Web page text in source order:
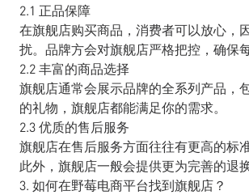
2.1 正品保障
在旗舰店购买商品，消费者可以放心，
扰。品牌方会对旗舰店严格把控，确保
2.2 丰富的商品选择
旗舰店通常会展示品牌的全系列产品，
的礼物，旗舰店都能满足你的需求。
2.3 优质的售后服务
旗舰店在售后服务方面往往有更高的标
此外，旗舰店一般会提供更为完善的退
3. 如何在野莓电商平台找到旗舰店？